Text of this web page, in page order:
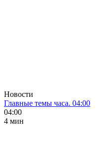
Новости
Главные темы часа. 04:00
04:00
4 мин